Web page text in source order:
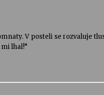
V posteli se rozvaluje
lhal!“